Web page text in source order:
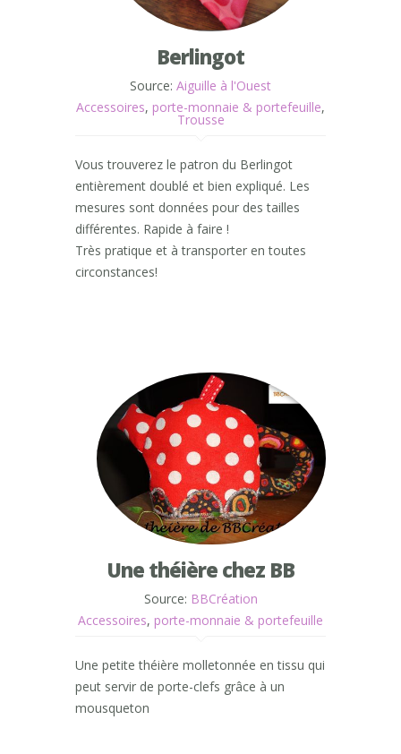
Berlingot
Source: Aiguille à l'Ouest
Accessoires, porte-monnaie & portefeuille,
Trousse
Vous trouverez le patron du Berlingot
entièrement doublé et bien expliqué. Les
mesures sont données pour des tailles
différentes. Rapide à faire !
Très pratique et à transporter en toutes
circonstances!
Une théière chez BB
Source: BBCréation
Accessoires, porte-monnaie & portefeuille
Une petite théière molletonnée en tissu qui
peut servir de porte-clefs grâce à un
mousqueton